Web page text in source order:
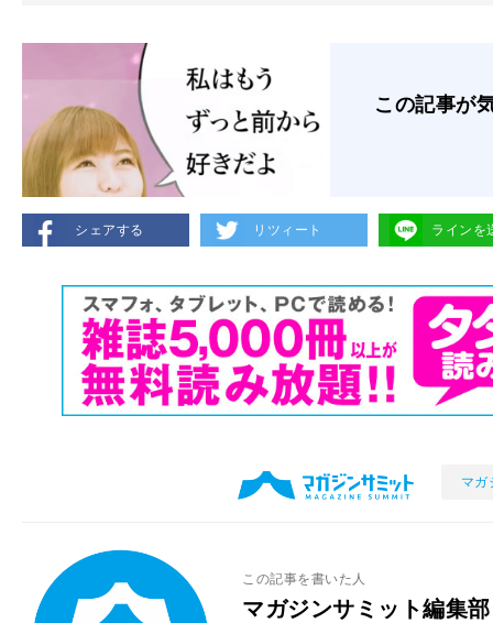
この記事が
シェアする リツィート ラインを
マガ
この記事を書いた人
マガジンサミット編集部